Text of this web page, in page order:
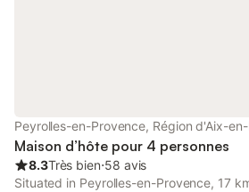
Peyrolles-en-Provence, Région d'Aix-
Maison d’hôte pour 4 personnes
8.3Très bien⋅58 avis
Situated in Peyrolles-en-Provence, 17